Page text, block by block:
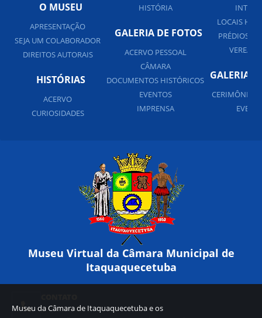
O MUSEU
APRESENTAÇÃO
SEJA UM COLABORADOR
DIREITOS AUTORAIS
HISTÓRIAS
ACERVO
CURIOSIDADES
HISTÓRIA
GALERIA DE FOTOS
ACERVO PESSOAL
CÂMARA
DOCUMENTOS HISTÓRICOS
EVENTOS
IMPRENSA
LOCAIS
PRÉDIOS
GALERIA
CERIMÔNIAS
Museu Virtual da Câmara Municipal de
Itaquaquecetuba
(11) 4646-4970
Museu da Câmara de Itaquaquecetuba e os